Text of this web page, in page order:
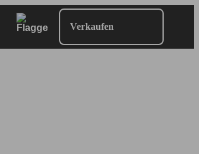
Verkaufen